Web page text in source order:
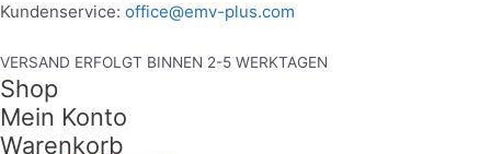
Kundenservice: office@emv-plus.com
VERSAND ERFOLGT BINNEN 2-5 WERKTAGEN
Shop
Mein Konto
Warenkorb